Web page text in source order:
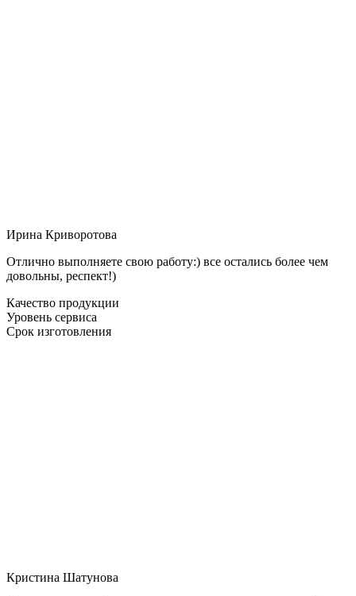
Ирина Криворотова
Отлично выполняете свою работу:) все остались более чем
довольны, респект!)
Качество продукции
Уровень сервиса
Срок изготовления
Кристина Шатунова